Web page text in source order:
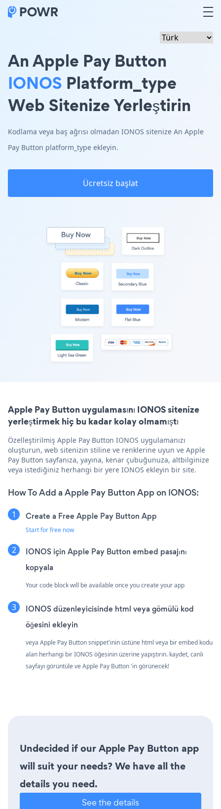
An Apple Pay Button
IONOS Platform_type
Web Sitenize Yerleştirin
Kodlama veya baş ağrısı olmadan IONOS sitenize An Apple
Pay Button platform_type ekleyin.
Ücretsiz başlat
Apple Pay Button uygulamasını IONOS sitenize
yerleştirmek hiç bu kadar kolay olmamıştı
Özelleştirilmiş Apple Pay Button IONOS uygulamanızı
oluşturun, web sitenizin stiline ve renklerine uyun ve Apple
Pay Button sayfanıza, yayına, kenar çubuğunuza, altbilginize
veya istediğiniz herhangi bir yere IONOS ekleyin bir site.
How To Add a Apple Pay Button App on IONOS:
Create a Free Apple Pay Button App
Start for free now
IONOS için Apple Pay Button embed pasajını
kopyala
Your code block will be available once you create your app
IONOS düzenleyicisinde html veya gömülü kod
öğesini ekleyin
veya Apple Pay Button snippet'inin üstüne html veya bir embed kodu
alan herhangi bir IONOS öğesinin üzerine yapıştırın. kaydet, canlı
sayfayı görüntüle ve Apple Pay Button 'in görünecek!
Undecided if our Apple Pay Button app
will suit your needs? We have all the
details you need.
See the details